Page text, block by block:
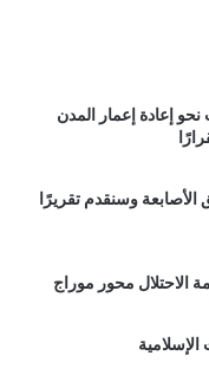
نحو إعادة إعمار المدن
الأصابعة وسنقدم تقريرًا
الاحتلال محور موراج